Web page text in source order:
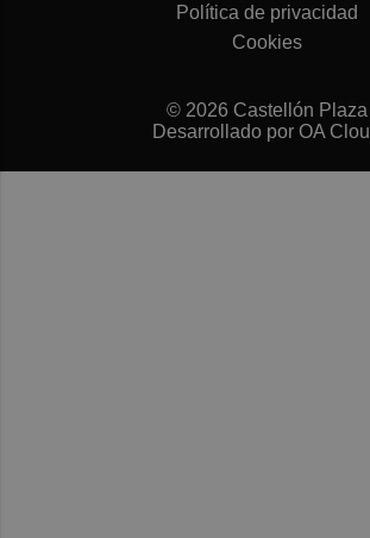
Política de privacidad
Cookies
© 2026 Castellón Plaza
Desarrollado por OA